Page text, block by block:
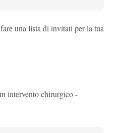
una lista di invitati per la tua
intervento chirurgico -